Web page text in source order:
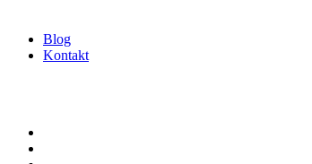
Blog
Kontakt